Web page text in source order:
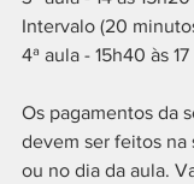
Intervalo (20
4ª aula - 15h40 às
Os pagamentos da
devem ser feitos na
ou no dia da aula.